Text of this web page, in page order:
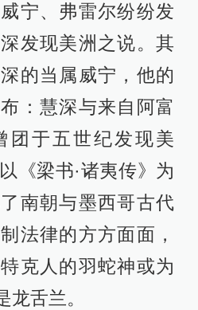
宁、弗雷尔纷纷发
发现美洲之说。其
的当属威宁，他的
：慧深与来自阿富
团于五世纪发现美
《梁书·诸夷传》为
南朝与墨西哥古代
法律的方方面面，
克人的羽蛇神或为
龙舌兰。